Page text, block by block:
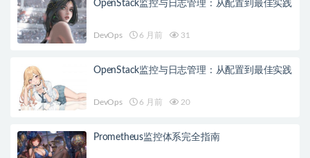
OpenStack监控与日志管理：从配置到最佳实践
DevOps 6 月前 31
OpenStack监控与日志管理：从配置到最佳实践
DevOps 6 月前 20
Prometheus监控体系完全指南